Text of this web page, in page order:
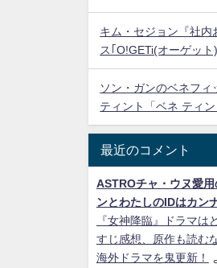
キム・セジョン『社内
ス｢O!GETi(オーゲット
ソン・ガンのベネフィ
ティント「ベネ ティン
最近のコメント
ASTROチャ・ウヌ愛
ンとわたしのIDはカン
『女神降臨』ドラマは
すじ感想、原作も読む
海外ドラマを鬼更新！